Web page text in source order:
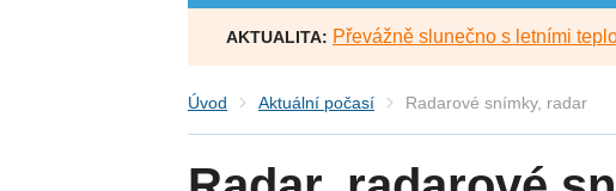
AKTUALITA: Převážně slunečno s letními
Úvod Aktuální počasí Radarové snímky, radar